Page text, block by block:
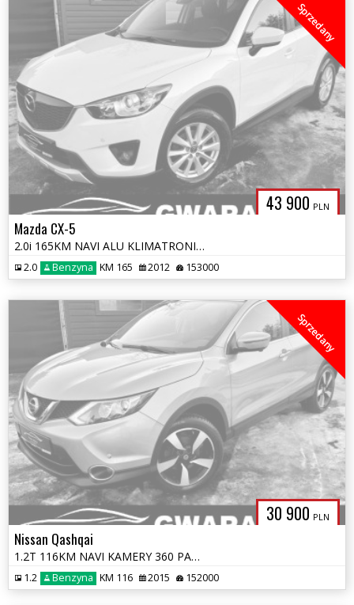
43 900 PLN
Sprzedany
Mazda CX-5
2.0i 165KM NAVI ALU KLIMATRONIK BLIS 2xPDC Grz.Fotele OPŁATY GWARANCJA
2.0 Benzyna KM 165 2012 153000
30 900 PLN
Sprzedany
Nissan Qashqai
1.2T 116KM NAVI KAMERY 360 PANORAMA LED ALU 2xPDC Grz.Fotele Opłaty Gw
1.2 Benzyna KM 116 2015 152000